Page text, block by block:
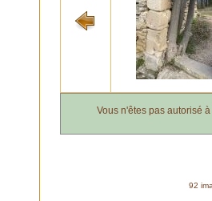
Vous n'êtes pas autorisé
92